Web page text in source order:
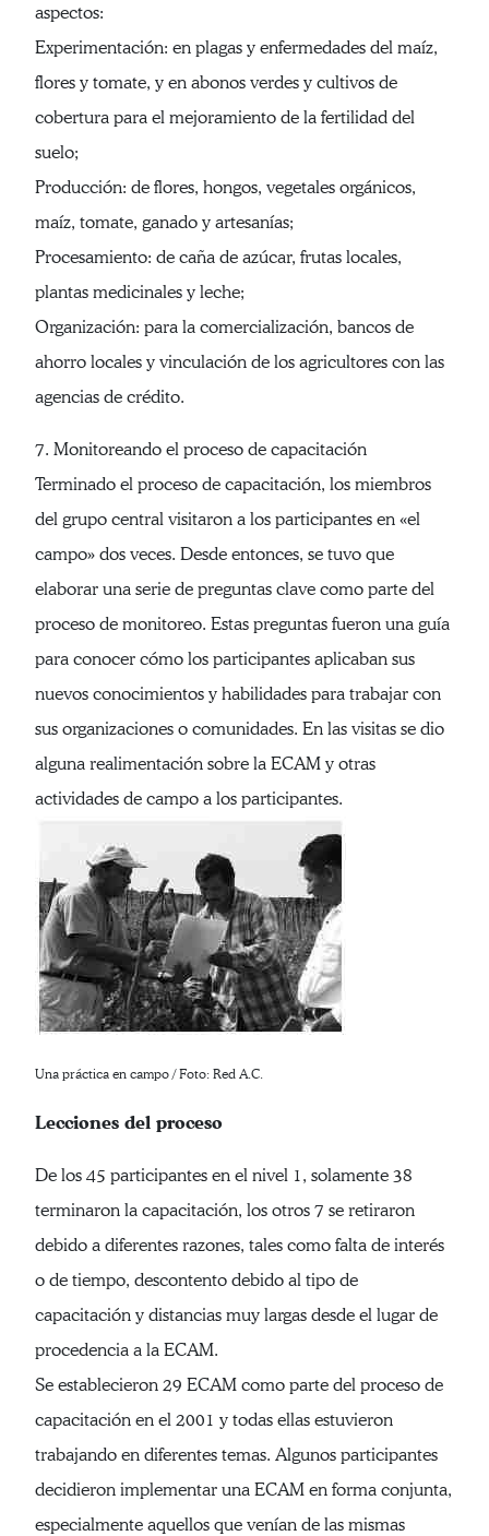
aspectos:
Experimentación: en plagas y enfermedades del maíz,
flores y tomate, y en abonos verdes y cultivos de
cobertura para el mejoramiento de la fertilidad del
suelo;
Producción: de flores, hongos, vegetales orgánicos,
maíz, tomate, ganado y artesanías;
Procesamiento: de caña de azúcar, frutas locales,
plantas medicinales y leche;
Organización: para la comercialización, bancos de
ahorro locales y vinculación de los agricultores con las
agencias de crédito.
7. Monitoreando el proceso de capacitación
Terminado el proceso de capacitación, los miembros
del grupo central visitaron a los participantes en «el
campo» dos veces. Desde entonces, se tuvo que
elaborar una serie de preguntas clave como parte del
proceso de monitoreo. Estas preguntas fueron una guía
para conocer cómo los participantes aplicaban sus
nuevos conocimientos y habilidades para trabajar con
sus organizaciones o comunidades. En las visitas se dio
alguna realimentación sobre la ECAM y otras
actividades de campo a los participantes.
Una práctica en campo / Foto: Red A.C.
Lecciones del proceso
De los 45 participantes en el nivel 1, solamente 38
terminaron la capacitación, los otros 7 se retiraron
debido a diferentes razones, tales como falta de interés
o de tiempo, descontento debido al tipo de
capacitación y distancias muy largas desde el lugar de
procedencia a la ECAM.
Se establecieron 29 ECAM como parte del proceso de
capacitación en el 2001 y todas ellas estuvieron
trabajando en diferentes temas. Algunos participantes
decidieron implementar una ECAM en forma conjunta,
especialmente aquellos que venían de las mismas